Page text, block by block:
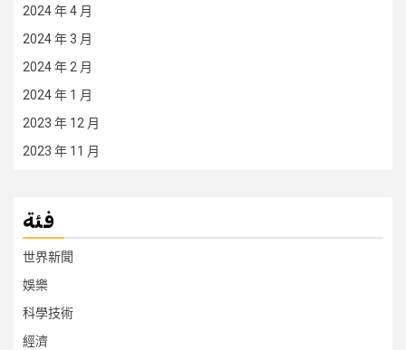
2024 年 4 月
2024 年 3 月
2024 年 2 月
2024 年 1 月
2023 年 12 月
2023 年 11 月
فئة
世界新聞
娛樂
科學技術
經濟